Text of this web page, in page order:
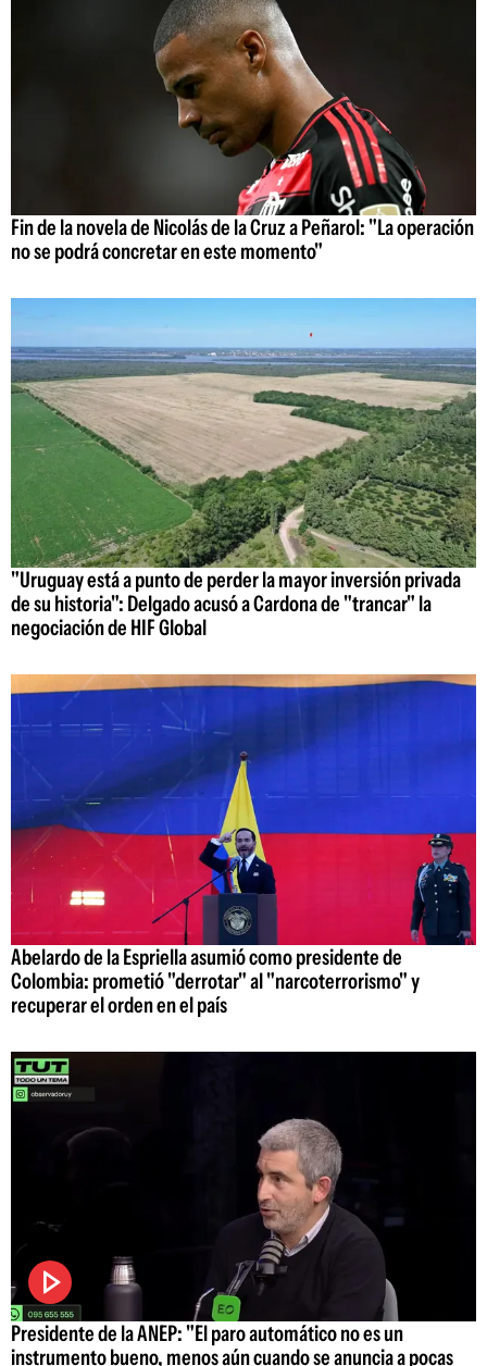
Fin de la novela de Nicolás de la Cruz a Peñarol: "La operación
no se podrá concretar en este momento"
"Uruguay está a punto de perder la mayor inversión privada
de su historia": Delgado acusó a Cardona de "trancar" la
negociación de HIF Global
Abelardo de la Espriella asumió como presidente de
Colombia: prometió "derrotar" al "narcoterrorismo" y
recuperar el orden en el país
Presidente de la ANEP: "El paro automático no es un
instrumento bueno, menos aún cuando se anuncia a pocas